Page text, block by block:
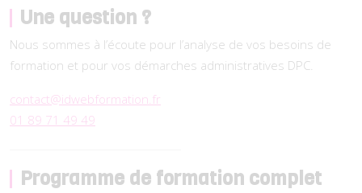
Une question ?
Nous sommes à l’écoute pour l’analyse de vos besoins de
formation et pour vos démarches administratives DPC.
contact@idwebformation.fr
01 89 71 49 49
Programme de formation complet